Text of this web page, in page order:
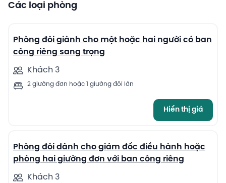
Các loại phòng
Phòng đôi giành cho một hoặc hai người có ban
công riêng sang trọng
Khách 3
2 giường đơn hoặc 1 giường đôi lớn
Hiển thị giá
12
Phòng đôi dành cho giám đốc điều hành hoặc
phòng hai giường đơn với ban công riêng
Khách 3